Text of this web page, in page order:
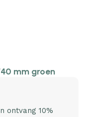
mm groen
ontvang 10%